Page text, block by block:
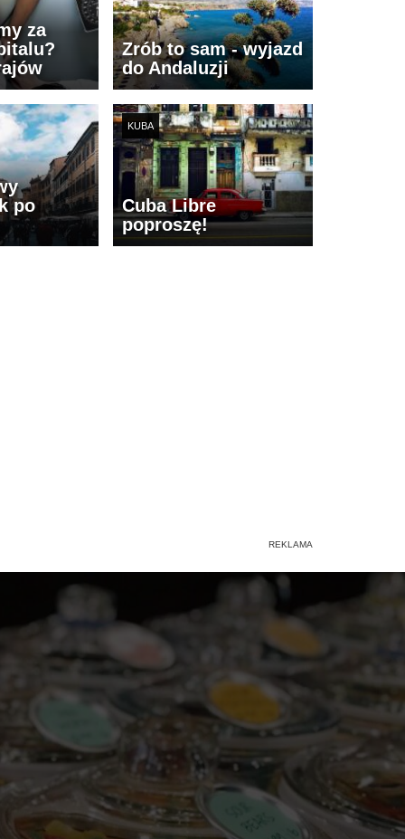
za
Zrób to sam - wyjazd
do Andaluzji
po
KUBA
Cuba Libre
poproszę!